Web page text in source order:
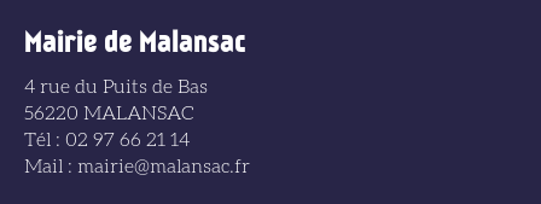
Mairie de Malansac
4 rue du Puits de Bas
56220 MALANSAC
Tél : 02 97 66 21 14
Mail : mairie@malansac.fr